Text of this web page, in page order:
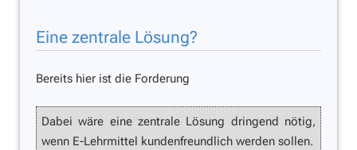
Eine zentrale Lösung?
Bereits hier ist die Forderung
Dabei wäre eine zentrale Lösung dringend nötig,
wenn E-Lehrmittel kundenfreundlich werden sollen.